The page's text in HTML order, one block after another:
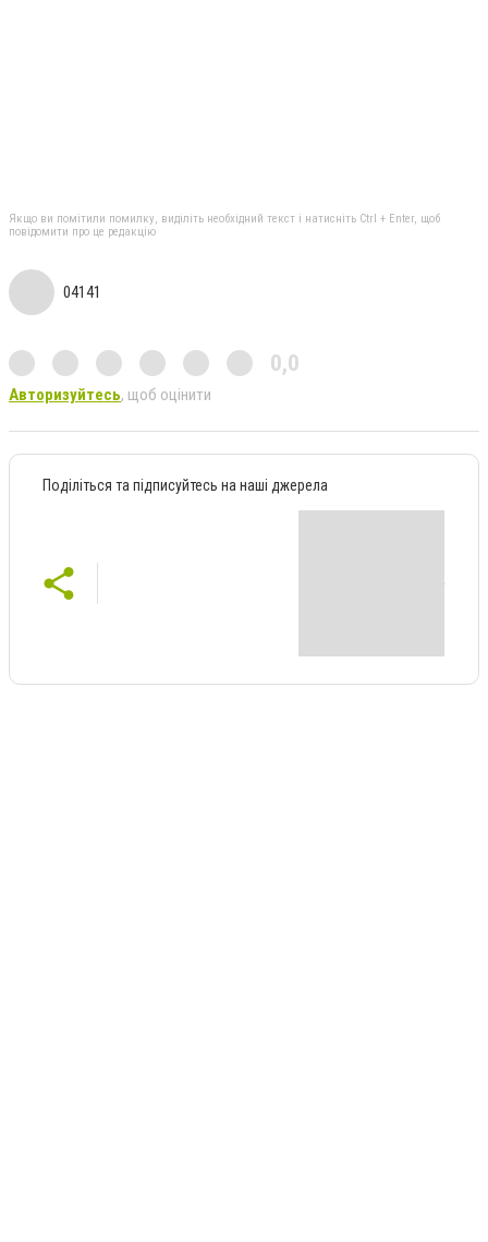
Якщо ви помітили помилку, виділіть необхідний текст і натисніть Ctrl + Enter, щоб
повідомити про це редакцію
04141
0,0
Авторизуйтесь, щоб оцінити
Поділіться та підписуйтесь на наші джерела